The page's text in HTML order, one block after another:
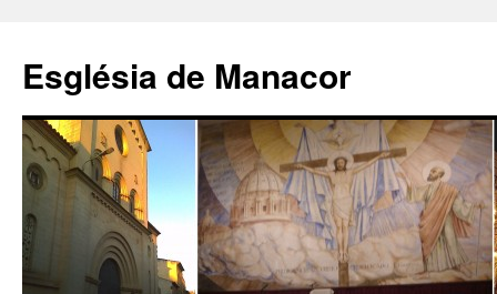
contenido
Església de Manacor